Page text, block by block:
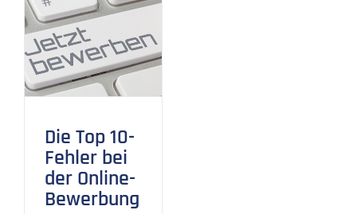
Die Top 10-
Fehler bei
der Online-
Bewerbung